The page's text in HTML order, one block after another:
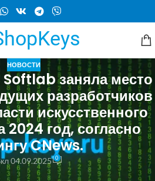
НОВОСТИ
заняла место
разработчиков
искусственного
2024 год, согласно
CNews.
04.09.2025 0
NGR Softlab вошла в топ-30 лидеров